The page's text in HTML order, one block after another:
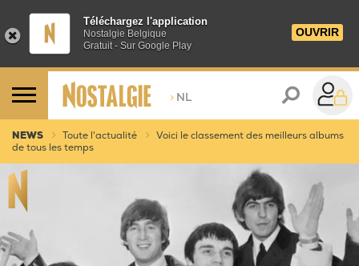
Téléchargez l'application
Nostalgie Belgique
Gratuit - Sur Google Play
OUVRIR
> NL
NEWS Toute l'actualité
Voici le classement des meilleurs albums
de tous les temps